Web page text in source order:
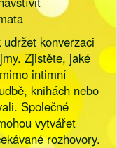
konverzaci
Zjistěte, jaké
intimní
knihách nebo
Společné
vytvářet
rozhovory.